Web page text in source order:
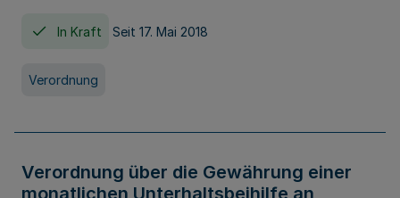
In Kraft Seit 17. Mai 2018
Verordnung
Verordnung über die Gewährung einer
monatlichen Unterhaltsbeihilfe an